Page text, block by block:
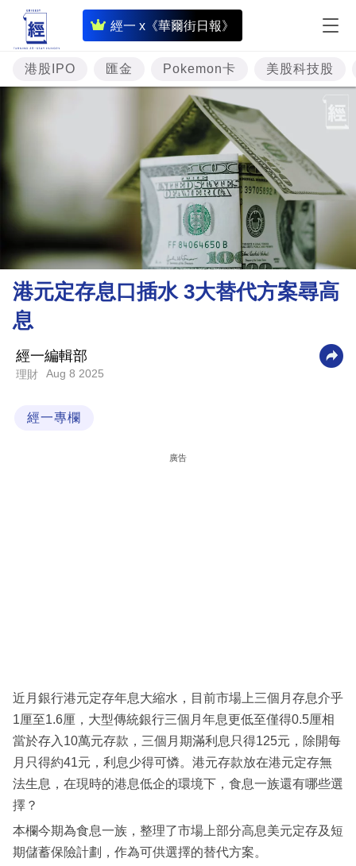
經一 x《華爾街日報》
即
時
財
經
資
樓
市
理
財
科
區
港股IPO 匯金 Pokemon卡 美股科技股
港元定存息口插水 3大替代方案尋高
息
經一編輯部
理財 Aug 8 2025
經一專欄
廣告
近月銀行港元定存年息大縮水，目前市場上三個月存息介乎
1厘至1.6厘，大型傳統銀行三個月年息更低至僅得0.5厘相
當於存入10萬元存款，三個月期滿利息只得125元，除開每
月只得約41元，利息少得可憐。港元存款放在港元定存無
法生息，在現時的港息低企的環境下，食息一族還有哪些選
擇？
本欄今期為食息一族，整理了市場上部分高息美元定存及短
期儲蓄保險計劃，作為可供選擇的替代方案。